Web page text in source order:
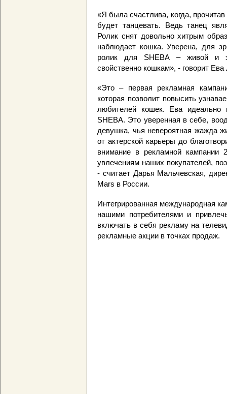
«Я была счастлива, когда,
будет танцевать. Ведь танец
Ролик снят довольно хитрым
наблюдает кошка. Уверена, для
ролик для SHEBA – живой и
свойственно кошкам», - говорит Ева
«Это – первая рекламная
которая позволит повысить
любителей кошек. Ева идеально
SHEBA. Это уверенная в себе,
девушка, чья невероятная жажда
от актерской карьеры до
внимание в рекламной кампании
увлечениям наших покупателей,
- считает Дарья Мальчевская,
Mars в России.
Интегрированная международная
нашими потребителями и
включать в себя рекламу на
рекламные акции в точках продаж.